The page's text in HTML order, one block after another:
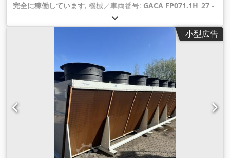
完全に稼働しています, 機械／車両番号: GACA FP071.1H_27 -
FN and GACA FP 071.1H_37 FN
ム）, 全長:4,820 mm, 全高:970 mm, 全幅:865 mm, ラメラ
27 キロワット
小型広告